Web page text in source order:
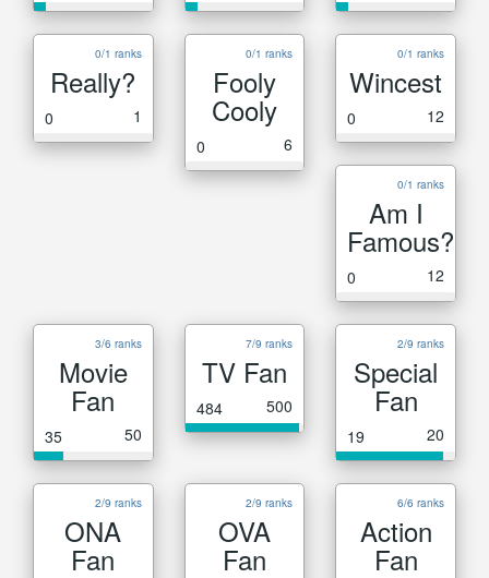
0/1 ranks
Really?
0 1
0/1 ranks
Fooly
Cooly
0 6
0/1 ranks
Wincest
0 12
0/1 ranks
Am I
Famous?
0 12
3/6 ranks
Movie
Fan
35 50
7/9 ranks
TV Fan
484 500
2/9 ranks
Special
Fan
19 20
2/9 ranks
ONA
Fan
2/9 ranks
OVA
Fan
6/6 ranks
Action
Fan